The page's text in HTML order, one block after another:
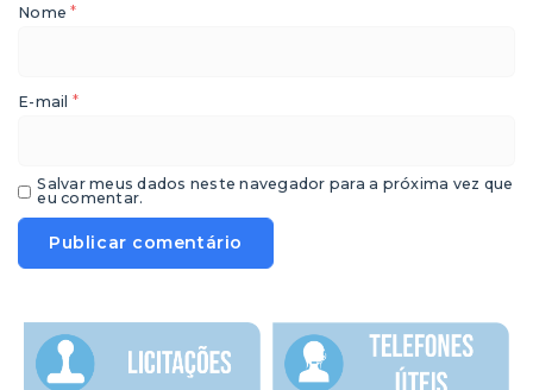
Nome*
E-mail *
Salvar meus dados neste navegador para a próxima vez que
eu comentar.